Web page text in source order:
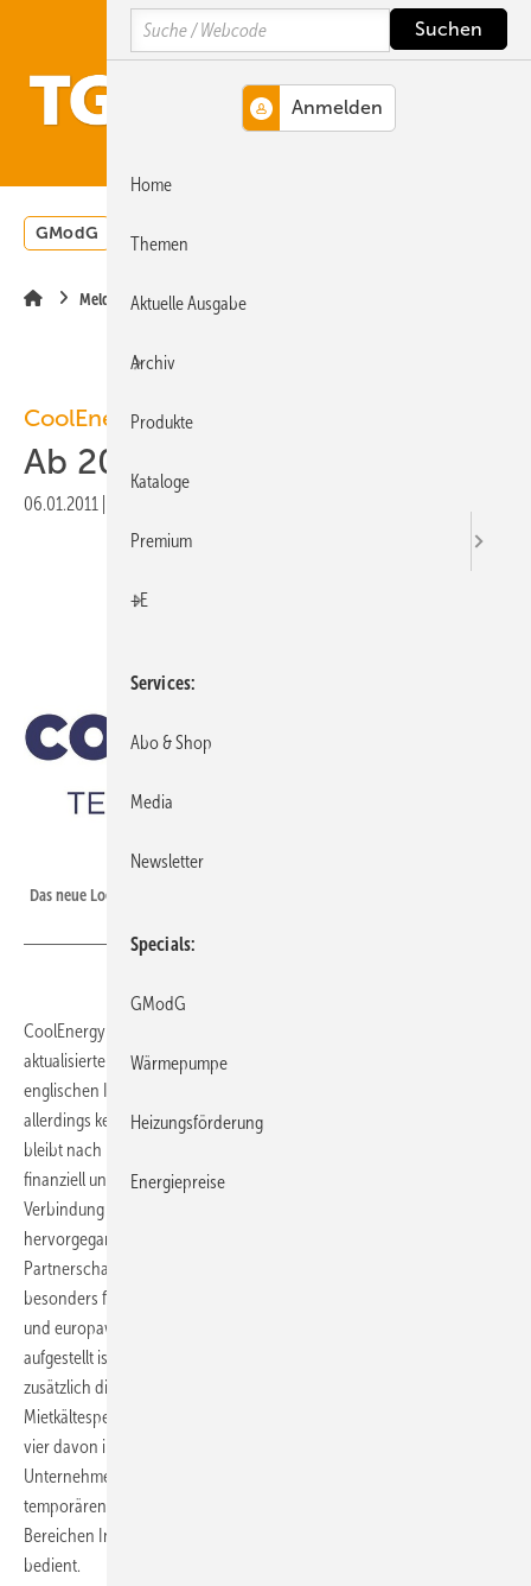
Hauptinhalt
Hauptmenü
SiteSearch
GModG Wärmepumpe
Meldungen
CoolEnergy
Ab 2011 mit neuem Logo
06.01.2011
Das neue Logo der CoolEnergy GmbH.
CoolEnergy ist mit einem neuen Logo in das Jahr 2011 gestartet. Die
aktualisierte Bild- und Wortmarke soll die Partnerschaft mit der
englischen ICS Group unterstreichen. Der Logowechsel bedeute
allerdings keine unternehmerische Umstrukturierung, CoolEnergy
bleibt nach Unternehmensangaben auch zukünftig selbstständig und
finanziell unabhängig. „Der neue Anstrich“ verdeutliche vielmehr die
Verbindung zur ICS Group, aus der das Unternehmen
hervorgegangen ist. Marketingleiter Roger Beckmann: „Diese
Partnerschaft schafft ein funktionierendes Netzwerk – das macht uns
besonders flexibel. Unsere Kunden profitieren von einer schnellen
und europaweiten Kälteversorgung, da die ICS Group international
aufgestellt ist.“ Die neue Wortmarke „Temperature Rental“ belege
zusätzlich die länderübergreifende Orientierung des
Mietkältespezialisten. CoolEnergy hat zurzeit europaweit 14 Standorte,
vier davon in Deutschland. Gemeinsam mit der ICS Group verfügt das
Unternehmen über 230 MW Mietkälte. Mit individuell zugeschnittenen
temporären Kälte- und Klimalösungen werden Anwender in den
Bereichen Industrie, Gebäudetechnik, Lebensmittel und Event
bedient.
Search
Home
Themen
Aktuelle Ausgabe
Archiv
Produkte
Kataloge
Premium
+E
Services
Abo & Shop
Media
Newsletter
Specials
GModG
Wärmepumpe
Heizungsförderung
Energiepreise